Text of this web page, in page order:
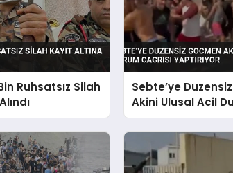
Ruhsatsız Silah
Sebte’ye
Akini Ulusal Acil
Yaptırıyor